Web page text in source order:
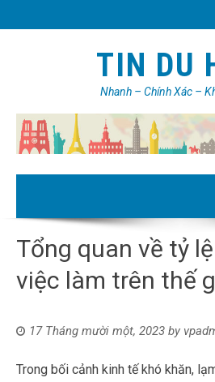
TIN DU
Nhanh – Chính Xác –
Tổng quan về tỷ
việc làm trên thế
17 Tháng mười một, 2023 by
Trong bối cảnh kinh tế khó khăn,